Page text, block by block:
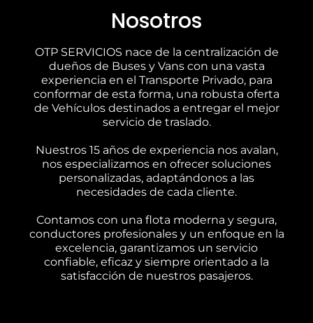
Nosotros
OTP SERVICIOS nace de la centralización de
dueños de Buses y Vans con una vasta
experiencia en el Transporte Privado, para
conformar de esta forma, una robusta oferta
de Vehículos destinados a entregar el mejor
servicio de traslado.
Nuestros 15 años de experiencia nos avalan,
nos especializamos en ofrecer soluciones
personalizadas, adaptándonos a las
necesidades de cada cliente.
Contamos con una flota moderna y segura,
conductores profesionales y un enfoque en la
excelencia, garantizamos un servicio
confiable, eficaz y siempre orientado a la
satisfacción de nuestros pasajeros.